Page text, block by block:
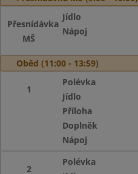
Přesnídávka
MŠ
Jídlo
Nápoj
Oběd (11:00 - 13:59)
1
Polévka
Jídlo
Příloha
Doplněk
Nápoj
2
Polévka